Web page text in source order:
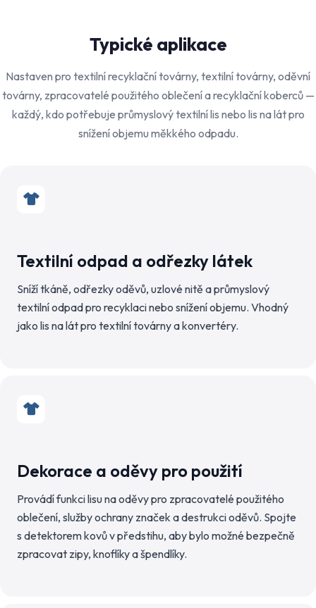
Typické aplikace
Nastaven pro textilní recyklační továrny, textilní továrny, oděvní
továrny, zpracovatelé použitého oblečení a recyklační koberců —
každý, kdo potřebuje průmyslový textilní lis nebo lis na lát pro
snížení objemu měkkého odpadu.
Textilní odpad a odřezky látek
Sníží tkáně, odřezky oděvů, uzlové nitě a průmyslový
textilní odpad pro recyklaci nebo snížení objemu. Vhodný
jako lis na lát pro textilní továrny a konvertéry.
Dekorace a oděvy pro použití
Provádí funkci lisu na oděvy pro zpracovatelé použitého
oblečení, služby ochrany značek a destrukci oděvů. Spojte
s detektorem kovů v předstihu, aby bylo možné bezpečně
zpracovat zipy, knoflíky a špendlíky.